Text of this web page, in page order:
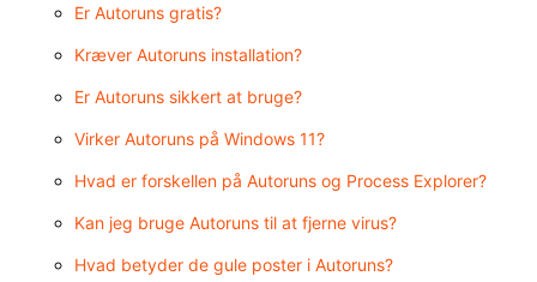
Er Autoruns gratis?
Kræver Autoruns installation?
Er Autoruns sikkert at bruge?
Virker Autoruns på Windows 11?
Hvad er forskellen på Autoruns og Process Explorer?
Kan jeg bruge Autoruns til at fjerne virus?
Hvad betyder de gule poster i Autoruns?